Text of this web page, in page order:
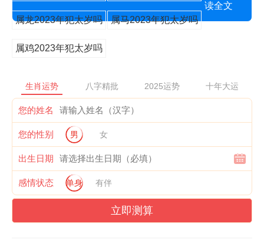
属龙2023年犯太岁吗 属马2023年犯太岁吗
属鸡2023年犯太岁吗
读全文
生肖运势 八字精批 2025运势 十年大运
您的姓名
您的性别 男 女
出生日期
感情状态 单身 有伴
立即测算